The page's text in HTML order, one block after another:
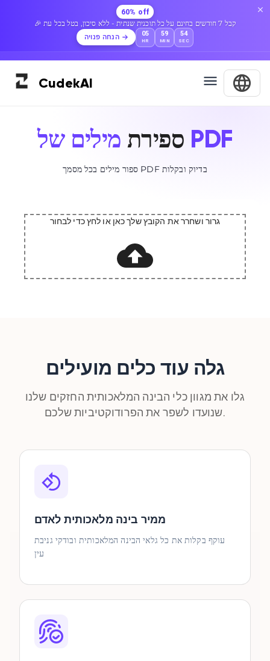
60% off
🎉 קבל 7 חודשים בחינם על כל תוכנית שנתית - ללא סיכון, בטל בכל עת
הנחה פנויה 05
HR
59
MIN
54
SEC
CudekAI
ספירת מילים של PDF
ספור מילים בכל מסמך PDF בדיוק ובקלות
גרור ושחרר את הקובץ שלך כאן או לחץ כדי לבחור
גלה עוד כלים מועילים
גלו את מגוון כלי הבינה המלאכותית החזקים שלנו
שנועדו לשפר את הפרודוקטיביות שלכם.
ממיר בינה מלאכותית לאדם
עוקף בקלות את כל גלאי הבינה המלאכותית ובודקי גניבת
עין